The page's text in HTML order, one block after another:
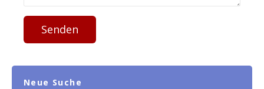
Senden
Neue Suche